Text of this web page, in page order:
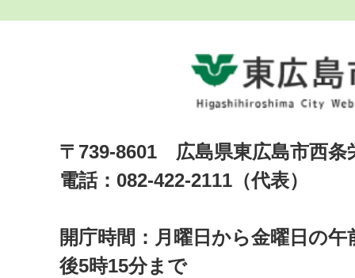
〒739-8601 広島県東広島市西
電話：082-422-2111（代表）
開庁時間：月曜日から金曜日の午
後5時15分まで